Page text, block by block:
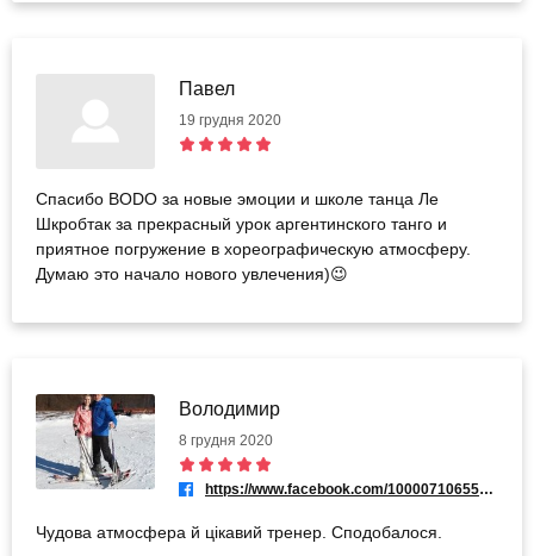
Павел
19 грудня 2020
Спасибо BODO за новые эмоции и школе танца Ле
Шкробтак за прекрасный урок аргентинского танго и
приятное погружение в хореографическую атмосферу.
Думаю это начало нового увлечения)😉
Володимир
8 грудня 2020
https://www.facebook.com/100007106557393
Чудова атмосфера й цікавий тренер. Сподобалося.